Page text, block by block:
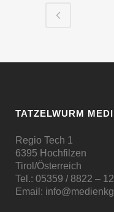
TATZELWURM
Regio Tech 1
6395 Hochfilzen
Tirol/Österreich
Tel.: 05359 / 8822 –
Email: